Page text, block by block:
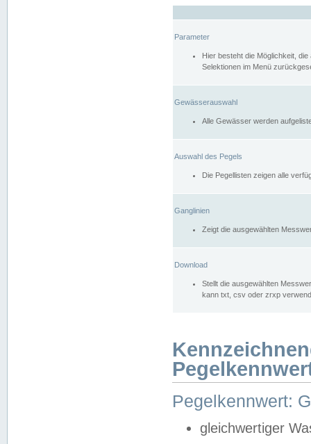
Parameter
Hier besteht die Möglichkeit,
Selektionen im Menü
Gewässerauswahl
Alle Gewässer werden
Auswahl des Pegels
Die Pegellisten zeigen alle
Ganglinien
Zeigt die ausgewählten
Download
Stellt die ausgewählten
kann txt, csv oder zrxp
Pegelkennwert:
gleichwertiger